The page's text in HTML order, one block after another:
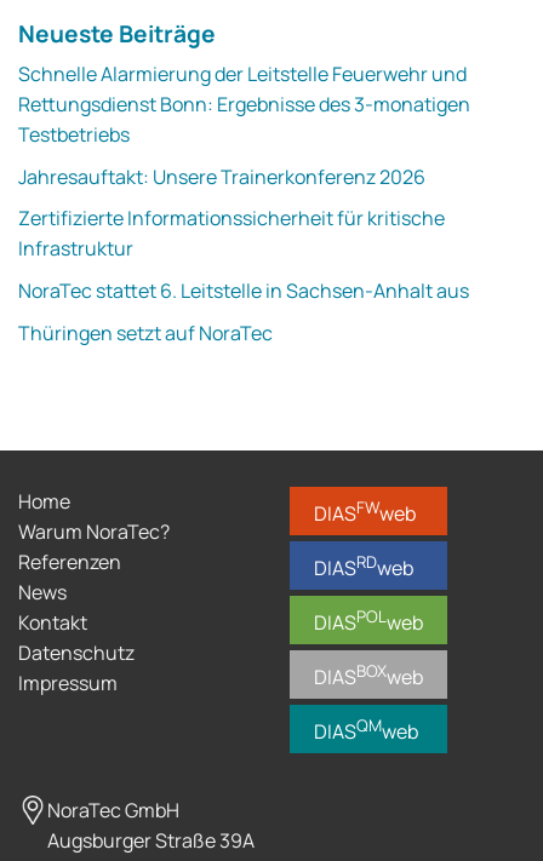
Neueste Beiträge
Schnelle Alarmierung der Leitstelle Feuerwehr und
Rettungsdienst Bonn: Ergebnisse des 3-monatigen
Testbetriebs
Jahresauftakt: Unsere Trainerkonferenz 2026
Zertifizierte Informationssicherheit für kritische
Infrastruktur
NoraTec stattet 6. Leitstelle in Sachsen-Anhalt aus
Thüringen setzt auf NoraTec
Home
Warum NoraTec?
Referenzen
News
Kontakt
Datenschutz
Impressum
DIASFWweb
DIASRDweb
DIASPOL web
DIASBOXweb
DIASQMweb
NoraTec GmbH
Augsburger Straße 39A